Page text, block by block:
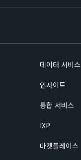
데이터 서비스
인사이트
통합 서비스
IXP
마켓플레이스